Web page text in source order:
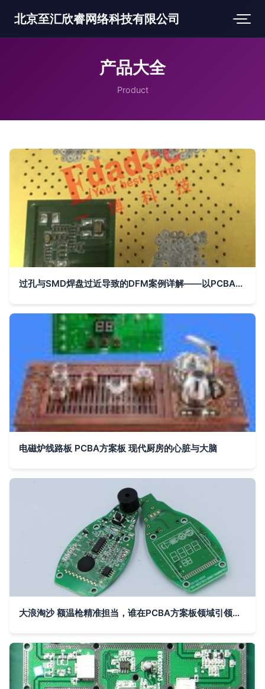
北京至汇欣睿网络科技有限公司
产品大全
Product
过孔与SMD焊盘过近导致的DFM案例详解——以PCBA方案板为例
电磁炉线路板 PCBA方案板 现代厨房的心脏与大脑
大浪淘沙 额温枪精准担当，谁在PCBA方案板领域引领风潮？